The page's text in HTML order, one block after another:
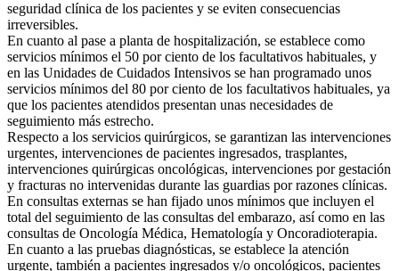
seguridad clínica de los pacientes y se eviten consecuencias
irreversibles.
En cuanto al pase a planta de hospitalización, se establece como
servicios mínimos el 50 por ciento de los facultativos habituales, y
en las Unidades de Cuidados Intensivos se han programado unos
servicios mínimos del 80 por ciento de los facultativos habituales, ya
que los pacientes atendidos presentan unas necesidades de
seguimiento más estrecho.
Respecto a los servicios quirúrgicos, se garantizan las intervenciones
urgentes, intervenciones de pacientes ingresados, trasplantes,
intervenciones quirúrgicas oncológicas, intervenciones por gestación
y fracturas no intervenidas durante las guardias por razones clínicas.
En consultas externas se han fijado unos mínimos que incluyen el
total del seguimiento de las consultas del embarazo, así como en las
consultas de Oncología Médica, Hematología y Oncoradioterapia.
En cuanto a las pruebas diagnósticas, se establece la atención
urgente, también a pacientes ingresados y/o oncológicos, pacientes